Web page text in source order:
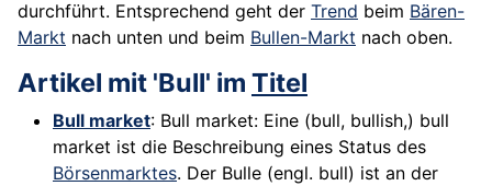
durchführt. Entsprechend geht der Trend beim Bären-
Markt nach unten und beim Bullen-Markt nach oben.
Artikel mit 'Bull' im Titel
Bull market: Bull market: Eine (bull, bullish,) bull
market ist die Beschreibung eines Status des
Börsenmarktes. Der Bulle (engl. bull) ist an der